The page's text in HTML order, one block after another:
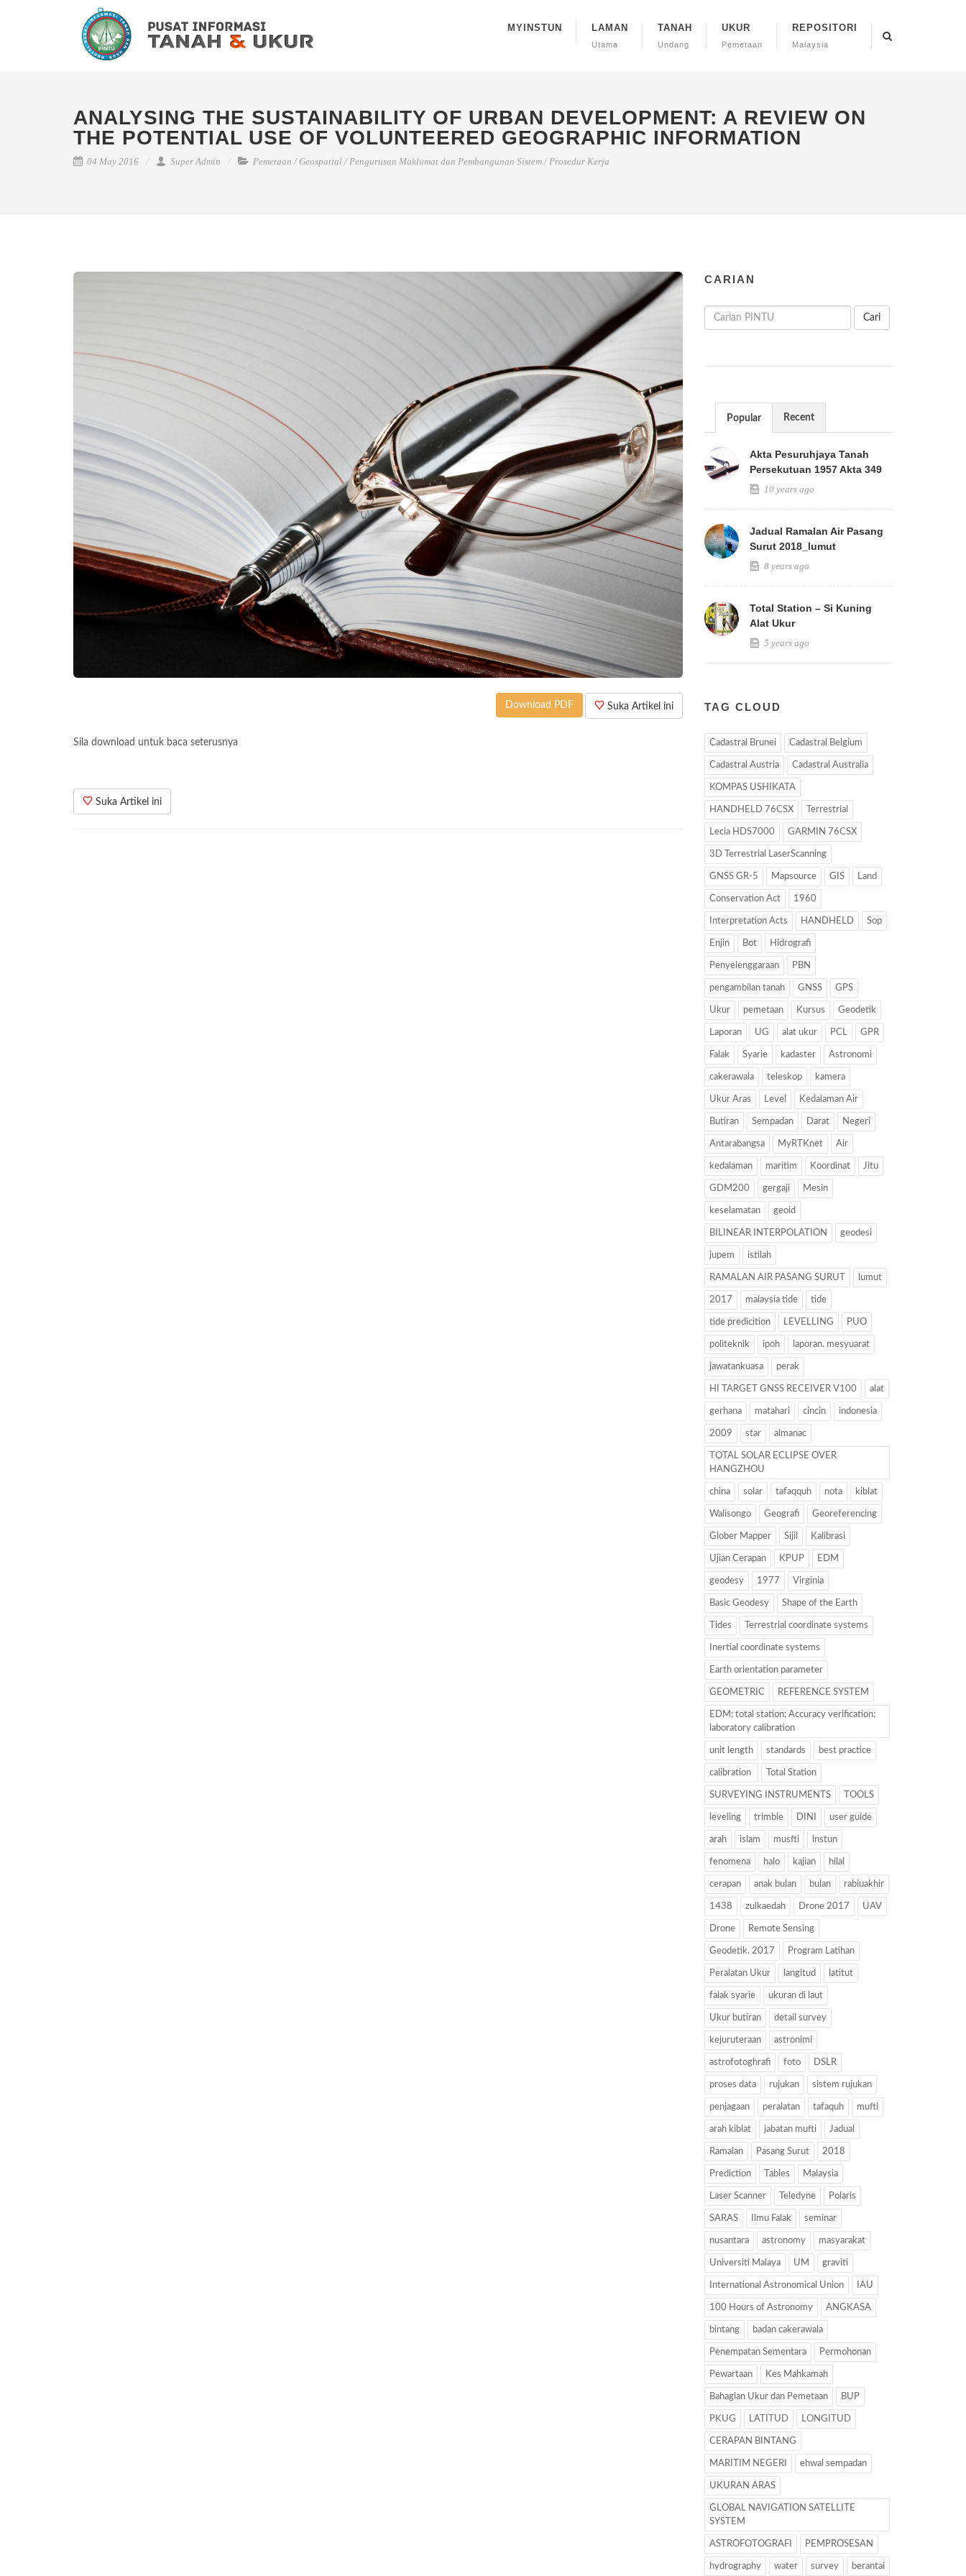
MYINSTUN LAMAN
Utama
TANAH
Undang
UKUR
Pemetaan
REPOSITORI
Malaysia
ANALYSING THE SUSTAINABILITY OF URBAN DEVELOPMENT: A REVIEW ON
THE POTENTIAL USE OF VOLUNTEERED GEOGRAPHIC INFORMATION
04 May 2016 Super Admin Pemetaan / Geospatial /Pengurusan Maklumat dan Pembangunan Sistem/Prosedur Kerja
Suka Artikel ini
Download PDF
Sila download untuk baca seterusnya
Suka Artikel ini
CARIAN
Cari
Popular Recent
Akta Pesuruhjaya Tanah
Persekutuan 1957 Akta 349
10 years ago
Jadual Ramalan Air Pasang
Surut 2018_lumut
8 years ago
Total Station – Si Kuning
Alat Ukur
5 years ago
TAG CLOUD
Cadastral Brunei Cadastral Belgium
Cadastral Austria Cadastral Australia
KOMPAS USHIKATA
HANDHELD 76CSX Terrestrial
Lecia HDS7000 GARMIN 76CSX
3D Terrestrial LaserScanning
GNSS GR-5 Mapsource GIS Land
Conservation Act 1960
Interpretation Acts HANDHELD Sop
Enjin Bot Hidrografi
Penyelenggaraan PBN
pengambilan tanah GNSS GPS
Ukur pemetaan Kursus Geodetik
Laporan UG alat ukur PCL GPR
Falak Syarie kadaster Astronomi
cakerawala teleskop kamera
Ukur Aras Level Kedalaman Air
Butiran Sempadan Darat Negeri
Antarabangsa MyRTKnet Air
kedalaman maritim Koordinat Jitu
GDM200 gergaji Mesin
keselamatan geoid
BILINEAR INTERPOLATION geodesi
jupem istilah
RAMALAN AIR PASANG SURUT lumut
2017 malaysia tide tide
tide predicition LEVELLING PUO
politeknik ipoh laporan. mesyuarat
jawatankuasa perak
HI TARGET GNSS RECEIVER V100 alat
gerhana matahari cincin indonesia
2009 star almanac
TOTAL SOLAR ECLIPSE OVER
HANGZHOU
china solar tafaqquh nota kiblat
Walisongo Geografi Georeferencing
Glober Mapper Sijil Kalibrasi
Ujian Cerapan KPUP EDM
geodesy 1977 Virginia
Basic Geodesy Shape of the Earth
Tides Terrestrial coordinate systems
Inertial coordinate systems
Earth orientation parameter
GEOMETRIC REFERENCE SYSTEM
EDM; total station; Accuracy verification;
laboratory calibration
unit length standards best practice
calibration Total Station
SURVEYING INSTRUMENTS TOOLS
leveling trimble DINI user guide
arah islam musfti instun
fenomena halo kajian hilal
cerapan anak bulan bulan rabiuakhir
1438 zulkaedah Drone 2017 UAV
Drone Remote Sensing
Geodetik. 2017 Program Latihan
Peralatan Ukur langitud latitut
falak syarie ukuran di laut
Ukur butiran detail survey
kejuruteraan astronimi
astrofotoghrafi foto DSLR
proses data rujukan sistem rujukan
penjagaan peralatan tafaquh mufti
arah kiblat jabatan mufti Jadual
Ramalan Pasang Surut 2018
Prediction Tables Malaysia
Laser Scanner Teledyne Polaris
SARAS Ilmu Falak seminar
nusantara astronomy masyarakat
Universiti Malaya UM graviti
International Astronomical Union IAU
100 Hours of Astronomy ANGKASA
bintang badan cakerawala
Penempatan Sementara Permohonan
Pewartaan Kes Mahkamah
Bahagian Ukur dan Pemetaan BUP
PKUG LATITUD LONGITUD
CERAPAN BINTANG
MARITIM NEGERI ehwal sempadan
UKURAN ARAS
GLOBAL NAVIGATION SATELLITE
SYSTEM
ASTROFOTOGRAFI PEMPROSESAN
hydrography water survey berantai